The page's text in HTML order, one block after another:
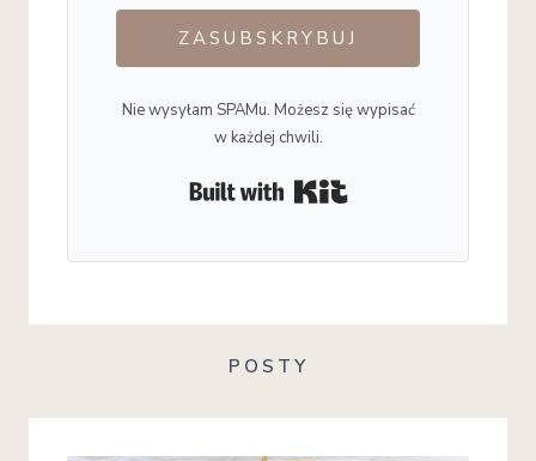
ZASUBSKRYBUJ
Nie wysyłam SPAMu. Możesz się wypisać
w każdej chwili.
POSTY